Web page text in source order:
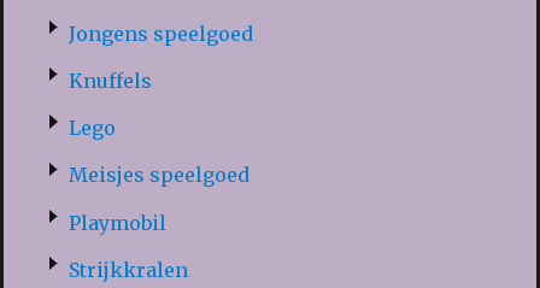
Jongens speelgoed
Knuffels
Lego
Meisjes speelgoed
Playmobil
Strijkkralen